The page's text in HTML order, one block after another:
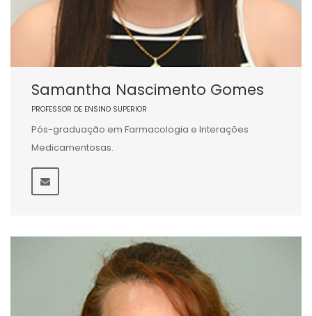
Samantha Nascimento Gomes
PROFESSOR DE ENSINO SUPERIOR
Pós-graduação em Farmacologia e Interações
Medicamentosas.